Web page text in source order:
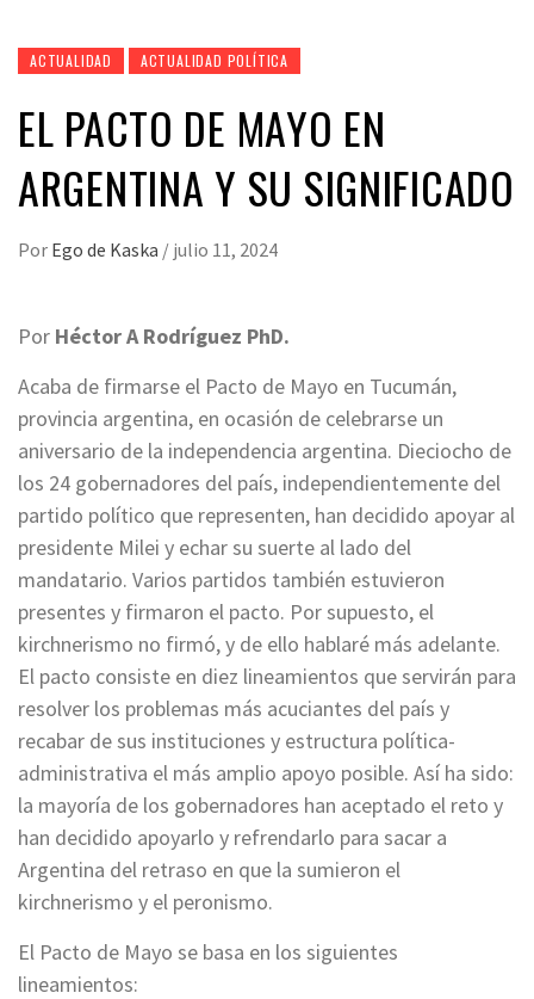
ACTUALIDAD ACTUALIDAD POLÍTICA
EL PACTO DE MAYO EN
ARGENTINA Y SU SIGNIFICADO
Por Ego de Kaska / julio 11, 2024
Por Héctor A Rodríguez PhD.
Acaba de firmarse el Pacto de Mayo en Tucumán,
provincia argentina, en ocasión de celebrarse un
aniversario de la independencia argentina. Dieciocho de
los 24 gobernadores del país, independientemente del
partido político que representen, han decidido apoyar al
presidente Milei y echar su suerte al lado del
mandatario. Varios partidos también estuvieron
presentes y firmaron el pacto. Por supuesto, el
kirchnerismo no firmó, y de ello hablaré más adelante.
El pacto consiste en diez lineamientos que servirán para
resolver los problemas más acuciantes del país y
recabar de sus instituciones y estructura política-
administrativa el más amplio apoyo posible. Así ha sido:
la mayoría de los gobernadores han aceptado el reto y
han decidido apoyarlo y refrendarlo para sacar a
Argentina del retraso en que la sumieron el
kirchnerismo y el peronismo.
El Pacto de Mayo se basa en los siguientes
lineamientos: